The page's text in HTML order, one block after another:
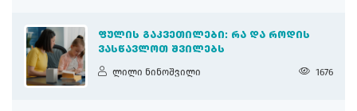
ᲤᲣᲚᲘᲡ ᲒᲐᲙᲕᲔᲗᲘᲚᲔᲑᲘ: ᲠᲐ ᲓᲐ ᲠᲝᲓᲘᲡ
ᲕᲐᲡᲬᲐᲕᲚᲝᲗ ᲨᲕᲘᲚᲔᲑᲡ
ლილი ნინოშვილი 1676